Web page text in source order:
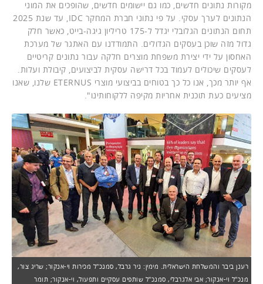
מקורות נתונים חדשים, כמו גם יישומים חדשים, שהופכים את המוני
הנתונים לערך עסקי. על פי נתוני חברת המחקר IDC, עד שנת 2025
תחום הנתונים הגלובלי יגדל ל-175 טריליון גיגה-בייט, כאשר חלק
גדול מזה שוכן בעסקים הגדולים. התמודדנו עם האתגר של מערכת
האחסון על ידי יצירת משפחת מוצרים חלקה עבור נתונים קריטיים
לעסקים שיכולים לעמוד בכל דרישה עסקית לביצועים, קיבולת ועלות.
אף יותר מכך, אנו כל כך בטוחים בביצועי מוצרי ETERNUS שלנו, שאנו
מציעים כעת תוכנית אחריות מקיפה ללקוחותינו".
רענן ביבר והמשלחת הישראלית. מימין: ניר גרבל, סמנכ"ל מכירות וי-אנקור; שריג צור,
מנכ"ל וי-אנקור; אבי אלגרבלי, סמנכ"ל שותפים עסקיים ותפעול, וי-אנקור; תומר